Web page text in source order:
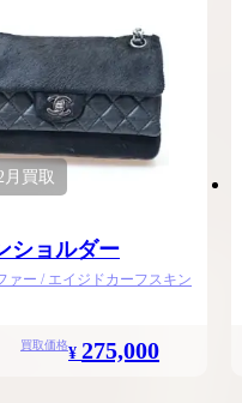
月 買取
ショルダー
ァー / エイジドカーフスキン
買取価格¥ 275,000